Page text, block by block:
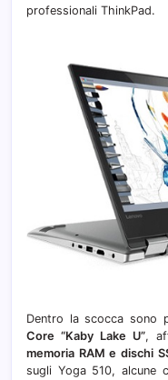
professionali ThinkPad.
Dentro la scocca sono
Core “Kaby Lake U”,
memoria RAM e dischi
sugli Yoga 510, alcune